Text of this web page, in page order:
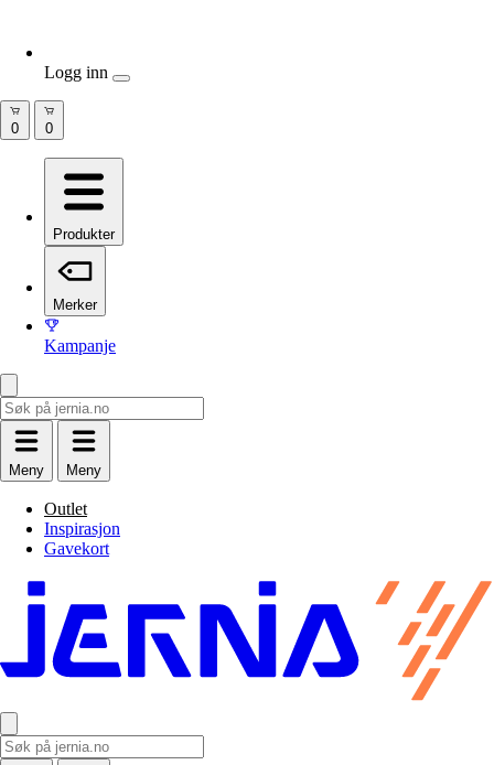
Produkter
Merker
Kampanje
Meny Meny
Outlet
Inspirasjon
Gavekort